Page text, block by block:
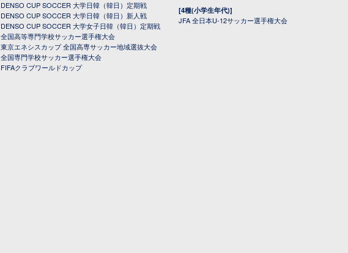
DENSO CUP SOCCER 大学日韓（韓日）定期戦
DENSO CUP SOCCER 大学日韓（韓日）新人戦
DENSO CUP SOCCER 大学女子日韓（韓日）定期戦
全国高等専門学校サッカー選手権大会
東京エネシスカップ 全国高専サッカー地域選抜大会
全国専門学校サッカー選手権大会
FIFAクラブワールドカップ
[4種(小学生年代)]
JFA 全日本U-12サッカー選手権大会